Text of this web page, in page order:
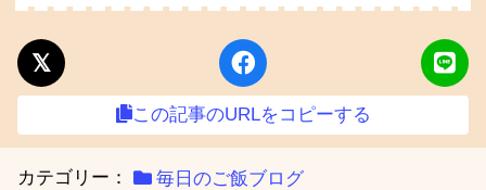
この記事のURLをコピーする
カテゴリー： 毎日のご飯ブログ